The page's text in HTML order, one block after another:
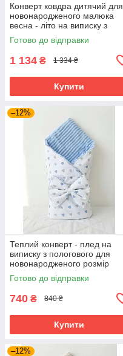
Конверт ковдра дитячий для
новонародженого малюка
весна - літо на виписку з
пологового будинку та
прогулянок 80х80 см зі
Готово до відправки
1 134 ₴ 1 334 ₴
Купити
–12%
Теплий конверт - плед на
виписку з пологового для
новонародженого розмір
90х80 см BST сердечки
Готово до відправки
740 ₴ 840 ₴
Купити
–12%